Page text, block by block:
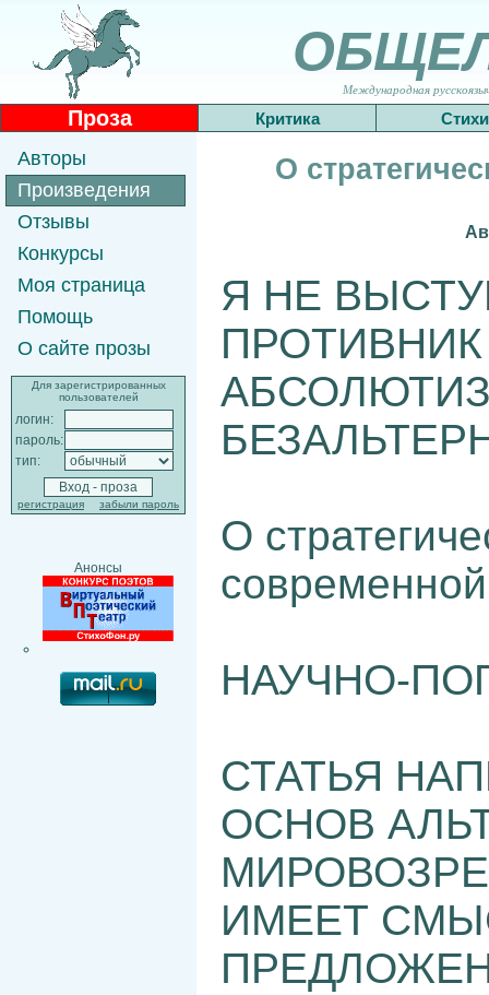
Международная
Проза Критика Стихи
Авторы
Произведения
Отзывы
Конкурсы
Моя страница
Помощь
О сайте прозы
Для зарегистрированных
пользователей
логин:
пароль:
тип:
регистрация забыли пароль
Анонсы
О
Я НЕ
О
НАУЧНО-
СТАТЬЯ
ОСНОВ
ИМЕЕТ